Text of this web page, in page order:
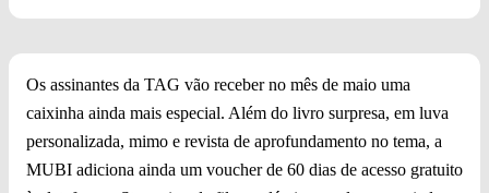
Os assinantes da TAG vão receber no mês de maio uma
caixinha ainda mais especial. Além do livro surpresa, em luva
personalizada, mimo e revista de aprofundamento no tema, a
MUBI adiciona ainda um voucher de 60 dias de acesso gratuito